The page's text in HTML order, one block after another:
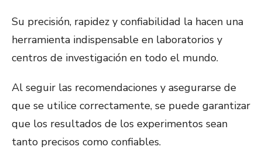
Su precisión, rapidez y confiabilidad la hacen una
herramienta indispensable en laboratorios y
centros de investigación en todo el mundo.
Al seguir las recomendaciones y asegurarse de
que se utilice correctamente, se puede garantizar
que los resultados de los experimentos sean
tanto precisos como confiables.